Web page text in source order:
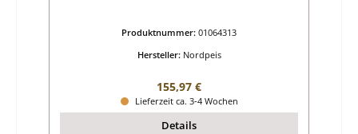
Produktnummer: 01064313
Hersteller: Nordpeis
Regulärer Preis:
155,97 €
Lieferzeit ca. 3-4 Wochen
Details